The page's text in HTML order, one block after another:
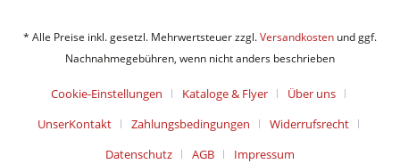
* Alle Preise inkl. gesetzl. Mehrwertsteuer zzgl.Versandkosten und ggf.
Nachnahmegebühren, wenn nicht anders beschrieben
Cookie-Einstellungen Kataloge & Flyer
Über uns
UnserKontakt
Zahlungsbedingungen
Widerrufsrecht
Datenschutz
AGB
Impressum